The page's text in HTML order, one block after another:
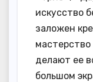
искусство
заложен
делают ее
большом